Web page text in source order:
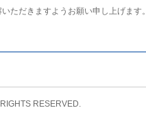
ただきますようお願い申し上げます。